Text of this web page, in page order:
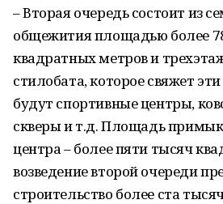
– Вторая очередь состоит из
общежития площадью более
квадратных метров и
стилобата, которое свяжет
будут спортивные центры,
скверы и т.д. Площадь
центра – более пяти тысяч
возведение второй очереди
строительство более ста